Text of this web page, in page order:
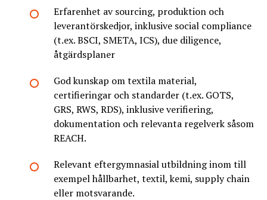
Erfarenhet av sourcing, produktion och
leverantörskedjor, inklusive social compliance
(t.ex. BSCI, SMETA, ICS), due diligence,
åtgärdsplaner
God kunskap om textila material,
certifieringar och standarder (t.ex. GOTS,
GRS, RWS, RDS), inklusive verifiering,
dokumentation och relevanta regelverk såsom
REACH.
Relevant eftergymnasial utbildning inom till
exempel hållbarhet, textil, kemi, supply chain
eller motsvarande.